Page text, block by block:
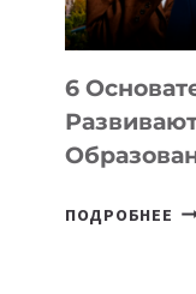
6
ПОДРОБНЕЕ 6